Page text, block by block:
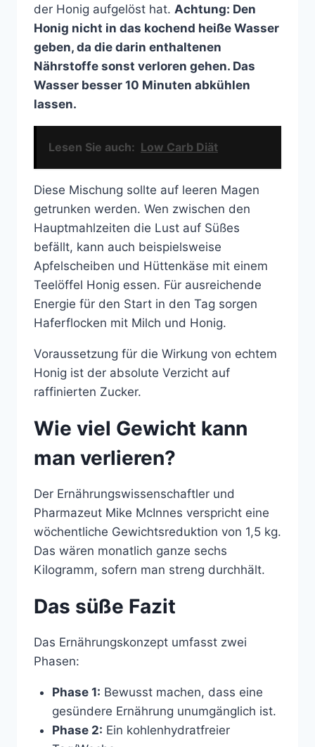
der Honig aufgelöst hat. Achtung: Den
Honig nicht in das kochend heiße Wasser
geben, da die darin enthaltenen
Nährstoffe sonst verloren gehen. Das
Wasser besser 10 Minuten abkühlen
lassen.
Lesen Sie auch: Low Carb Diät
Diese Mischung sollte auf leeren Magen
getrunken werden. Wen zwischen den
Hauptmahlzeiten die Lust auf Süßes
befällt, kann auch beispielsweise
Apfelscheiben und Hüttenkäse mit einem
Teelöffel Honig essen. Für ausreichende
Energie für den Start in den Tag sorgen
Haferflocken mit Milch und Honig.
Voraussetzung für die Wirkung von echtem
Honig ist der absolute Verzicht auf
raffinierten Zucker.
Wie viel Gewicht kann
man verlieren?
Der Ernährungswissenschaftler und
Pharmazeut Mike McInnes verspricht eine
wöchentliche Gewichtsreduktion von 1,5 kg.
Das wären monatlich ganze sechs
Kilogramm, sofern man streng durchhält.
Das süße Fazit
Das Ernährungskonzept umfasst zwei
Phasen:
Phase 1: Bewusst machen, dass eine
gesündere Ernährung unumgänglich ist.
Phase 2: Ein kohlenhydratfreier